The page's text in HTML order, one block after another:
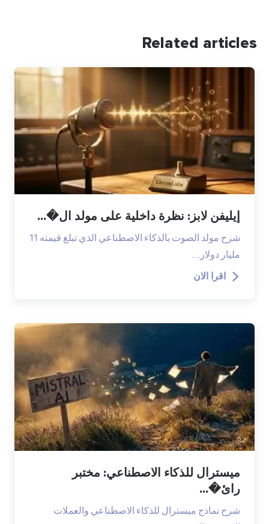
داخلية على مولد ال�...
شرح مولد الصوت بالذكاء الاصطناعي الذي تبلغ قيمته 11
الاصطناعي: مختبر
للذكاء الاصطناعي والعملات